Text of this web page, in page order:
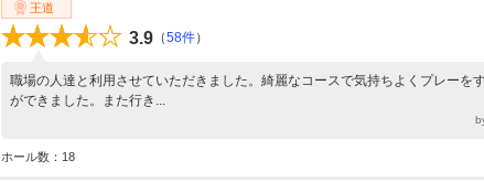
王道
3.9 （58件）
職場の人達と利用させていただきました。綺麗なコースで気持ちよくプレーを
ができました。また行き...
ホール数：18